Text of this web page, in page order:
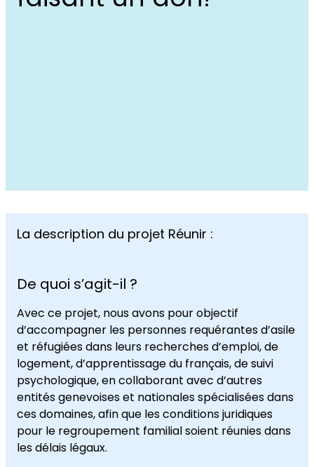
La description du projet Réunir :
De quoi s’agit-il ?
Avec ce projet, nous avons pour objectif
d’accompagner les personnes requérantes d’asile
et réfugiées dans leurs recherches d’emploi, de
logement, d’apprentissage du français, de suivi
psychologique, en collaborant avec d’autres
entités genevoises et nationales spécialisées dans
ces domaines, afin que les conditions juridiques
pour le regroupement familial soient réunies dans
les délais légaux.